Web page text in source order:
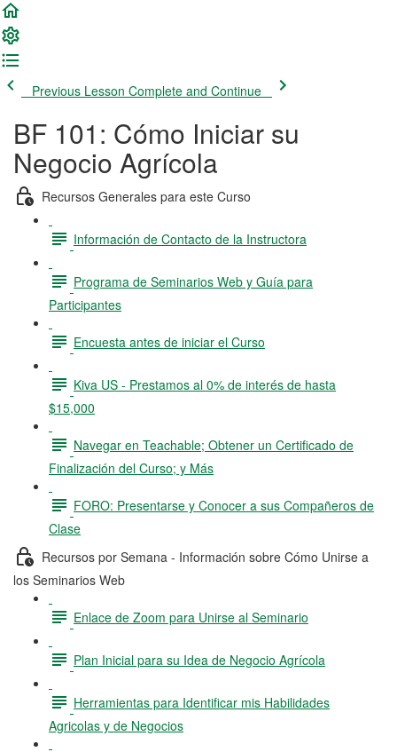
Previous Lesson Complete and Continue
BF 101: Cómo Iniciar su
Negocio Agrícola
Recursos Generales para este Curso
Información de Contacto de la Instructora
Programa de Seminarios Web y Guía para
Participantes
Encuesta antes de iniciar el Curso
Kiva US - Prestamos al 0% de interés de hasta
$15,000
Navegar en Teachable; Obtener un Certificado de
Finalización del Curso; y Más
FORO: Presentarse y Conocer a sus Compañeros de
Clase
Recursos por Semana - Información sobre Cómo Unirse a
los Seminarios Web
Enlace de Zoom para Unirse al Seminario
Plan Inicial para su Idea de Negocio Agrícola
Herramientas para Identificar mis Habilidades
Agricolas y de Negocios